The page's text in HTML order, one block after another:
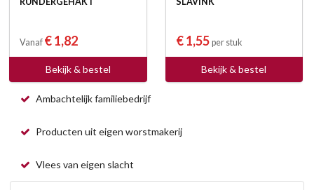
Vanaf € 1,82
Bekijk & bestel
€ 1,55 per stuk
Bekijk & bestel
Ambachtelijk familiebedrijf
Producten uit eigen worstmakerij
Vlees van eigen slacht